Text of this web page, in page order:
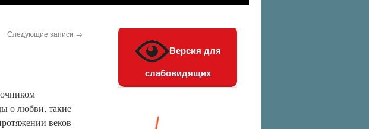
Следующие записи →
о любви, такие
веков
Версия для
слабовидящих